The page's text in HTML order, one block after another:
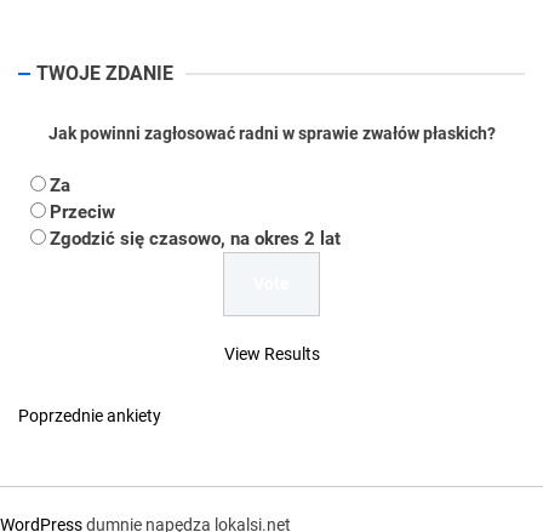
TWOJE ZDANIE
Jak powinni zagłosować radni w sprawie zwałów płaskich?
Za
Przeciw
Zgodzić się czasowo, na okres 2 lat
View Results
Poprzednie ankiety
WordPressdumnie napędza lokalsi.net